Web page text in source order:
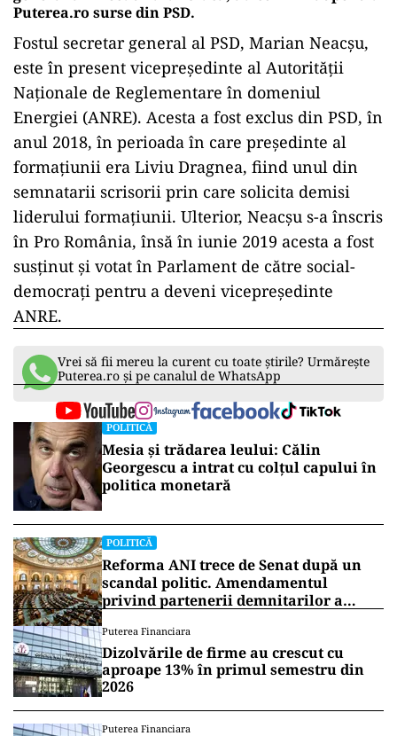
Puterea.ro surse din PSD.
Fostul secretar general al PSD, Marian Neacșu,
este în present vicepreşedinte al Autorităţii
Naţionale de Reglementare în domeniul
Energiei (ANRE). Acesta a fost exclus din PSD, în
anul 2018, în perioada în care preşedinte al
formaţiunii era Liviu Dragnea, fiind unul din
semnatarii scrisorii prin care solicita demisi
liderului formațiunii. Ulterior, Neacşu s-a înscris
în Pro România, însă în iunie 2019 acesta a fost
susţinut şi votat în Parlament de către social-
democraţi pentru a deveni vicepreşedinte
ANRE.
Vrei să fii mereu la curent cu toate știrile? Urmărește
Puterea.ro și pe canalul de WhatsApp
POLITICĂ
Mesia și trădarea leului: Călin
Georgescu a intrat cu colțul capului în
politica monetară
POLITICĂ
Reforma ANI trece de Senat după un
scandal politic. Amendamentul
privind partenerii demnitarilor a
Puterea Financiara
Dizolvările de firme au crescut cu
aproape 13% în primul semestru din
2026
Puterea Financiara